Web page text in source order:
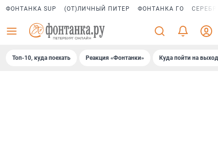
ФОНТАНКА SUP (ОТ)ЛИЧНЫЙ ПИТЕР ФОНТАНКА ГО
Топ-10, куда поехать Реакция «Фонтанки» Куда пойти на